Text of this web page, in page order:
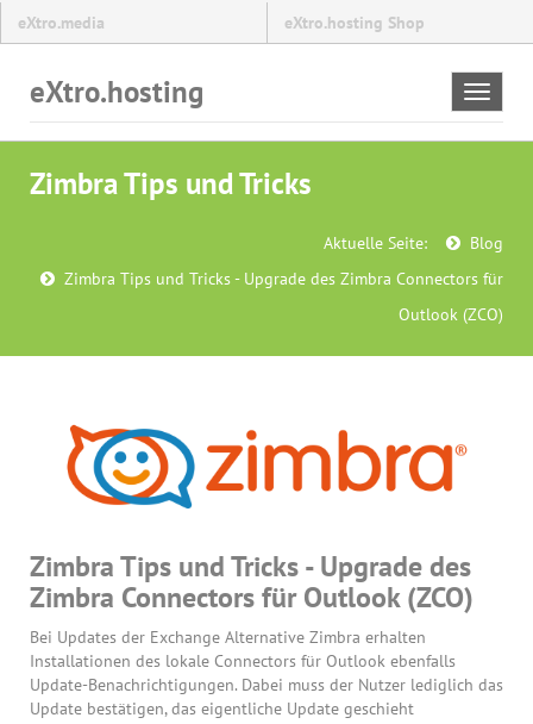
eXtro.media eXtro.hosting Shop
Toggle
eXtro.hosting
Zimbra Tips und Tricks
Aktuelle Seite:
Blog
Zimbra Tips und Tricks - Upgrade des Zimbra Connectors für
Outlook (ZCO)
Zimbra Tips und Tricks - Upgrade des
Zimbra Connectors für Outlook (ZCO)
Bei Updates der Exchange Alternative Zimbra erhalten
Installationen des lokale Connectors für Outlook ebenfalls
Update-Benachrichtigungen. Dabei muss der Nutzer lediglich das
Update bestätigen, das eigentliche Update geschieht